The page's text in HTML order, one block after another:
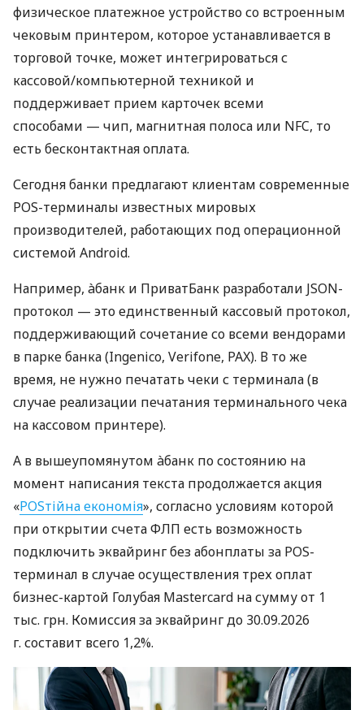
физическое платежное устройство со встроенным
чековым принтером, которое устанавливается в
торговой точке, может интегрироваться с
кассовой/компьютерной техникой и
поддерживает прием карточек всеми
способами — чип, магнитная полоса или NFC, то
есть бесконтактная оплата.
Сегодня банки предлагают клиентам современные
POS-терминалы известных мировых
производителей, работающих под операционной
системой Android.
Например, àбанк и ПриватБанк разработали JSON-
протокол — это единственный кассовый протокол,
поддерживающий сочетание со всеми вендорами
в парке банка (Ingenico, Verifone, PAX). В то же
время, не нужно печатать чеки с терминала (в
случае реализации печатания терминального чека
на кассовом принтере).
А в вышеупомянутом àбанк по состоянию на
момент написания текста продолжается акция
«POSтійна економія», согласно условиям которой
при открытии счета ФЛП есть возможность
подключить эквайринг без абонплаты за POS-
терминал в случае осуществления трех оплат
бизнес-картой Голубая Mastercard на сумму от 1
тыс. грн. Комиссия за эквайринг до 30.09.2026
г. составит всего 1,2%.